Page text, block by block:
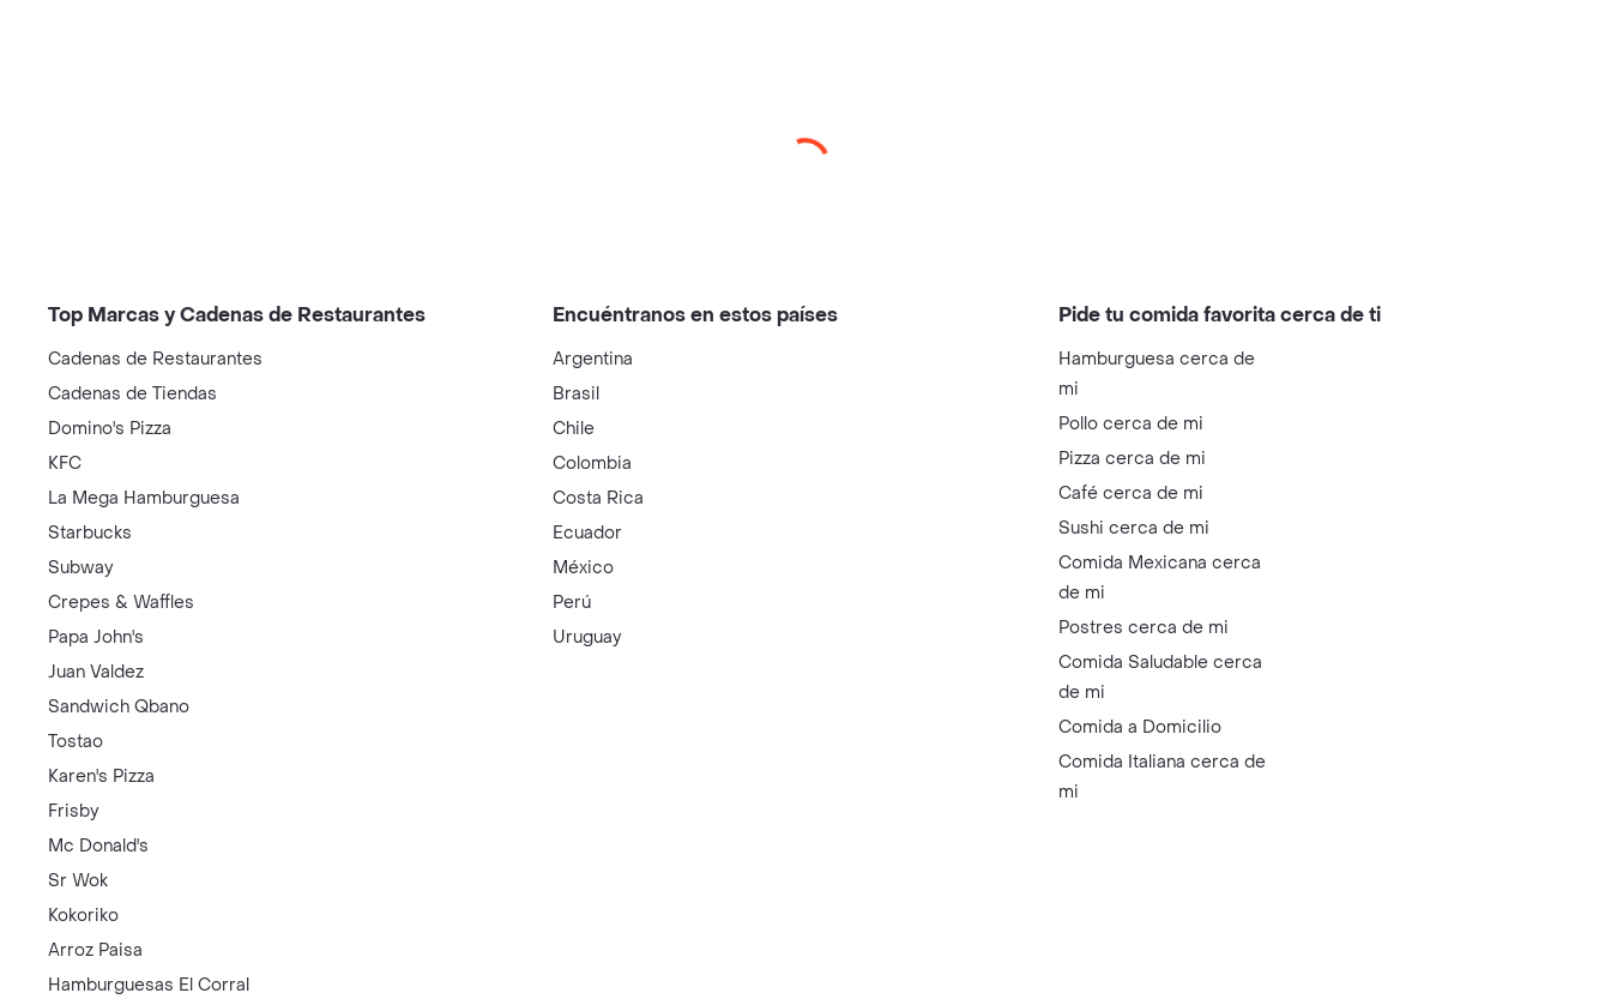
Top Marcas y Cadenas de Restaurantes
Cadenas de Restaurantes
Cadenas de Tiendas
Domino's Pizza
KFC
La Mega Hamburguesa
Starbucks
Subway
Crepes & Waffles
Papa John's
Juan Valdez
Sandwich Qbano
Tostao
Karen's Pizza
Frisby
Mc Donald's
Sr Wok
Kokoriko
Arroz Paisa
Hamburguesas El Corral
Encuéntranos en estos países
Argentina
Brasil
Chile
Colombia
Costa Rica
Ecuador
México
Perú
Uruguay
Pide tu comida favorita cerca de ti
Hamburguesa cerca de
mi
Pollo cerca de mi
Pizza cerca de mi
Café cerca de mi
Sushi cerca de mi
Comida Mexicana cerca
de mi
Postres cerca de mi
Comida Saludable cerca
de mi
Comida a Domicilio
Comida Italiana cerca de
mi